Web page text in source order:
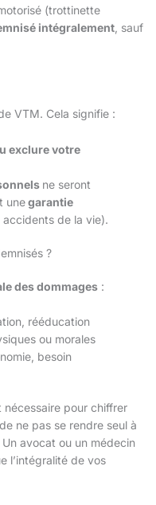
(trottinette
intégralement , sauf
VTM. Cela signifie :
exclure votre
ne seront
unegarantie
accidents de la vie).
?
des dommages :
rééducation
ou morales
besoin
nécessaire pour chiffrer
ne pas se rendre seul à
avocat ou un médecin
l’intégralité de vos